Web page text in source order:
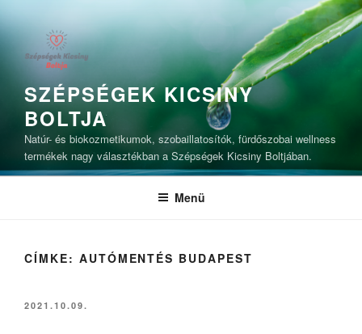
SZÉPSÉGEK KICSINY
BOLTJA
Natúr- és biokozmetikumok, szobaillatosítók, fürdőszobai wellness
termékek nagy választékban a Szépségek Kicsiny Boltjában.
Menü
CÍMKE: AUTÓMENTÉS BUDAPEST
BEKÜLDVE:
2021.10.09.